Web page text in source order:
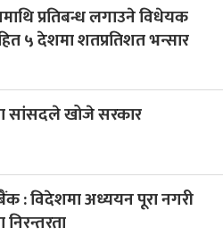
प्रतिबन्ध लगाउने विधेयक
५ देशमा शतप्रतिशत भन्सार
सांसदले खोजे सरकार
: विदेशमा अध्ययन पूरा नगरी